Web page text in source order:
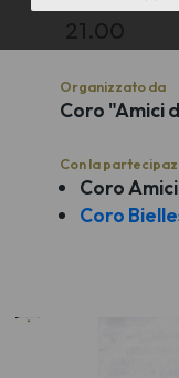
21.00
Organizzato da
Coro "Amici
Con la
Coro
Coro